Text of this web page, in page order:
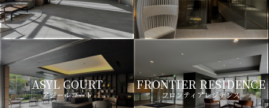
ASYL COURT
アジールコート
FRONTIER RESIDENCE
フロンティアレジデンス